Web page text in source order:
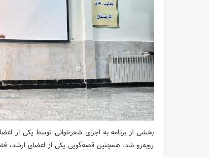
بخشی از برنامه به اجرای شعرخوانی توسط یکی از
روبه‌رو شد. همچنین قصه‌گویی یکی از اعضای ارشد،